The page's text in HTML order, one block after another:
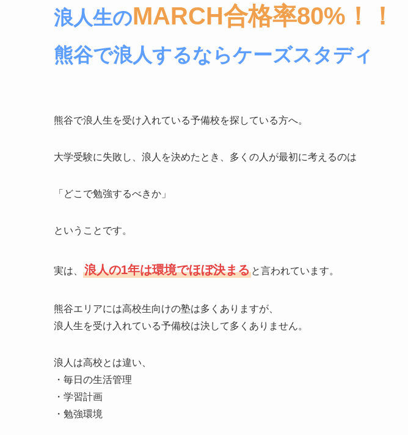
浪人生のMARCH合格率80%！！
熊谷で浪人するならケーズスタディ
熊谷で浪人生を受け入れている予備校を探している方へ。
大学受験に失敗し、浪人を決めたとき、多くの人が最初に考えるのは
「どこで勉強するべきか」
ということです。
実は、 浪人の1年は環境でほぼ決まる と言われています。
熊谷エリアには高校生向けの塾は多くありますが、
浪人生を受け入れている予備校は決して多くありません。
浪人は高校とは違い、
・毎日の生活管理
・学習計画
・勉強環境